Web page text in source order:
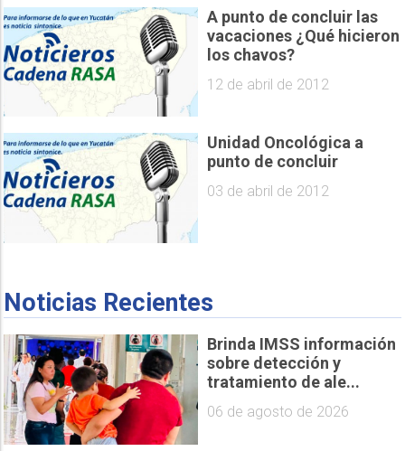
A punto de concluir las
vacaciones ¿Qué hicieron
los chavos?
12 de abril de 2012
Unidad Oncológica a
punto de concluir
03 de abril de 2012
Noticias Recientes
Brinda IMSS información
sobre detección y
tratamiento de ale...
06 de agosto de 2026